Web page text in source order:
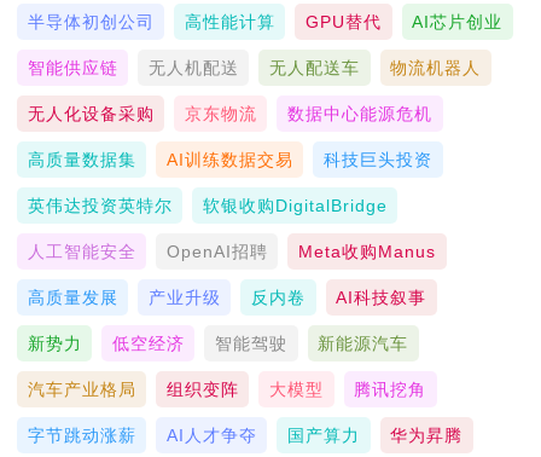
半导体初创公司 高性能计算 GPU替代 AI芯片创业
智能供应链 无人机配送 无人配送车 物流机器人
无人化设备采购 京东物流 数据中心能源危机
高质量数据集 AI训练数据交易 科技巨头投资
英伟达投资英特尔 软银收购DigitalBridge
人工智能安全 OpenAI招聘 Meta收购Manus
高质量发展 产业升级 反内卷 AI科技叙事
新势力 低空经济 智能驾驶 新能源汽车
汽车产业格局 组织变阵 大模型 腾讯挖角
字节跳动涨薪 AI人才争夺 国产算力 华为昇腾